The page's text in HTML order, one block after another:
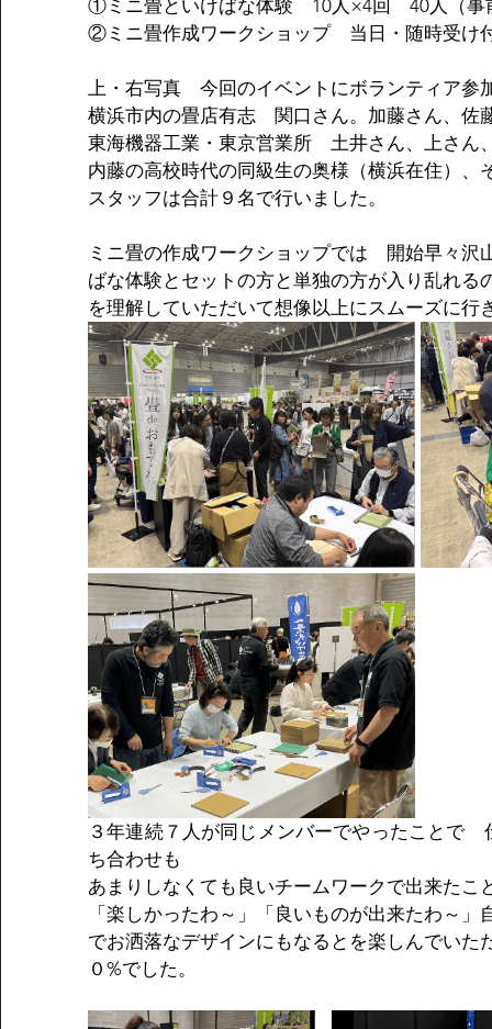
①ミニ畳といけばな体験　10人×4回　40人（事
②ミニ畳作成ワークショップ　当日・随時受け
上・右写真　今回のイベントにボランティア参
横浜市内の畳店有志　関口さん。加藤さん、佐
東海機器工業・東京営業所　土井さん、上さん
内藤の高校時代の同級生の奥様（横浜在住）、
スタッフは合計９名で行いました。
ミニ畳の作成ワークショップでは　開始早々沢
ばな体験とセットの方と単独の方が入り乱れる
を理解していただいて想像以上にスムーズに行
３年連続７人が同じメンバーでやったことで
ち合わせも
あまりしなくても良いチームワークで出来たこ
「楽しかったわ～」「良いものが出来たわ～
でお洒落なデザインにもなるとを楽しんでいた
０%でした。